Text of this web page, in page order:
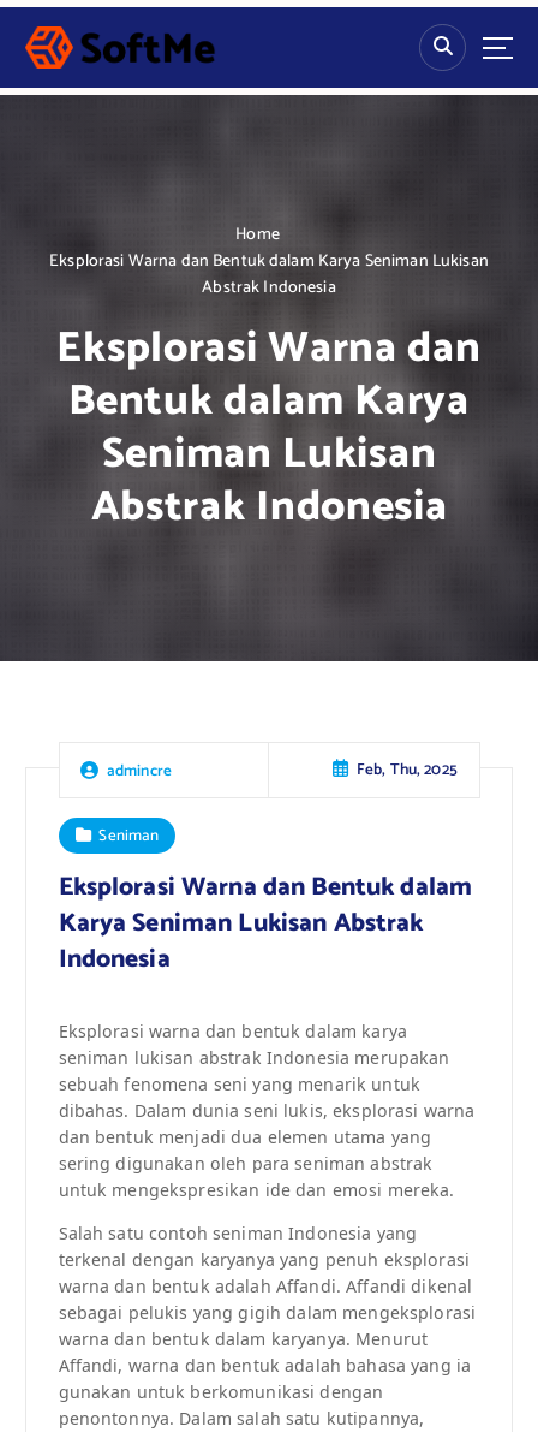
S
p
Home
Eksplorasi Warna dan Bentuk dalam Karya Seniman Lukisan
Abstrak Indonesia
Eksplorasi Warna dan
Bentuk dalam Karya
Seniman Lukisan
Abstrak Indonesia
admincre Feb, Thu, 2025
Seniman
Eksplorasi Warna dan Bentuk dalam
Karya Seniman Lukisan Abstrak
Indonesia
Eksplorasi warna dan bentuk dalam karya
seniman lukisan abstrak Indonesia merupakan
sebuah fenomena seni yang menarik untuk
dibahas. Dalam dunia seni lukis, eksplorasi warna
dan bentuk menjadi dua elemen utama yang
sering digunakan oleh para seniman abstrak
untuk mengekspresikan ide dan emosi mereka.
Salah satu contoh seniman Indonesia yang
terkenal dengan karyanya yang penuh eksplorasi
warna dan bentuk adalah Affandi. Affandi dikenal
sebagai pelukis yang gigih dalam mengeksplorasi
warna dan bentuk dalam karyanya. Menurut
Affandi, warna dan bentuk adalah bahasa yang ia
gunakan untuk berkomunikasi dengan
penontonnya. Dalam salah satu kutipannya,